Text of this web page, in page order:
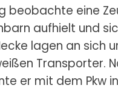
eine
aufhielt und
lagen an sich
Transporter.
er mit dem Pkw